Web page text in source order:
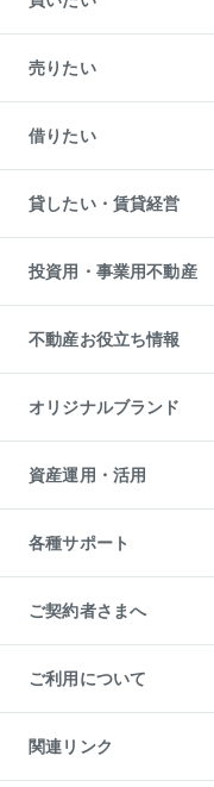
新築・分譲マンションの購入
中古マンションの購入
一戸建ての購入
中古一戸建ての購入
不動産購入の流れ
注目キーワード物件特集
購入ガイド
English 繁体中文簡体中文
売りたい
一戸建ての売却・査定
土地の売却・査定
スピードAI査定
不動産査定について
不動産売却の流れ
不動産買換えの流れ
売却ガイド
借りたい
オフィス・店舗の賃貸
借りるときの流れ
借りるガイド
貸したい・賃貸経営
マンション賃料データ
賃貸管理プラン
リロケーションについて
貸すガイド
投資用・事業用不動産
事業用不動産
マンション投資
投資用マンション
アパート経営
収益物件
ビル購入（ビル一棟）
投資用不動産の売却査定
事業用不動産の売却査定
不動産お役立ち情報
マンションライブラリー
人気マンションランキング
暮らしに役立つ不動産メデ
不動産相場・不動産価格情報
不動産コラム・ニュース
不動産用語集
不動産なんでもネット相談室
住まいの税金
オリジナルブランド
一棟リノベーションマンショ
L`GENTE（ルジェンテ）
区分リノベーションマンシ
投資用一棟レジデンスWELL
不動産小口投資
LEGACIA（レガシア）
資産運用・活用
不動産M&A
アセットマネジメント・出資
各種サポート
相続サポート
リフォームサポート
ご契約者さまへ
ご紹介・再契約特典
入居者様専用-各種ご案内（
東急こすもす会「こすもす
ご利用について
金融商品取引について
東急リバブル ソーシャルメ
ご意見・お問い合わせ（金
関連リンク